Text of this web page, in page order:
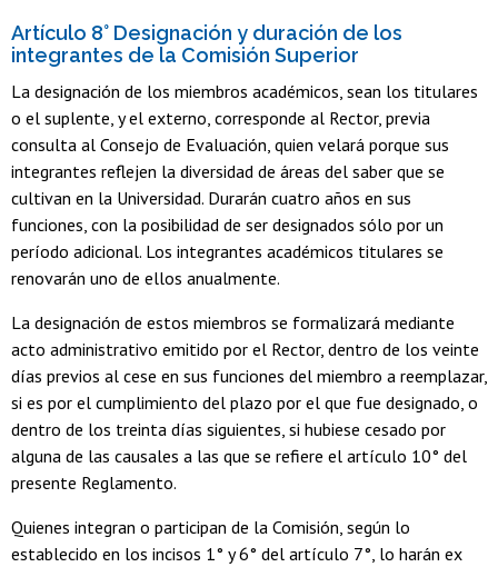
Artículo 8° Designación y duración de los
integrantes de la Comisión Superior
La designación de los miembros académicos, sean los titulares
o el suplente, y el externo, corresponde al Rector, previa
consulta al Consejo de Evaluación, quien velará porque sus
integrantes reflejen la diversidad de áreas del saber que se
cultivan en la Universidad. Durarán cuatro años en sus
funciones, con la posibilidad de ser designados sólo por un
período adicional. Los integrantes académicos titulares se
renovarán uno de ellos anualmente.
La designación de estos miembros se formalizará mediante
acto administrativo emitido por el Rector, dentro de los veinte
días previos al cese en sus funciones del miembro a reemplazar,
si es por el cumplimiento del plazo por el que fue designado, o
dentro de los treinta días siguientes, si hubiese cesado por
alguna de las causales a las que se refiere el artículo 10° del
presente Reglamento.
Quienes integran o participan de la Comisión, según lo
establecido en los incisos 1° y 6° del artículo 7°, lo harán ex